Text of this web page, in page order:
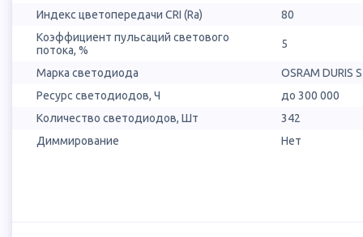
Индекс цветопередачи CRI (Ra)
80
Коэффициент пульсаций светового
потока, %
5
Марка светодиода
OSRAM DURIS
Ресурс светодиодов, Ч
до 300 000
Количество светодиодов, Шт
342
Диммирование
Нет